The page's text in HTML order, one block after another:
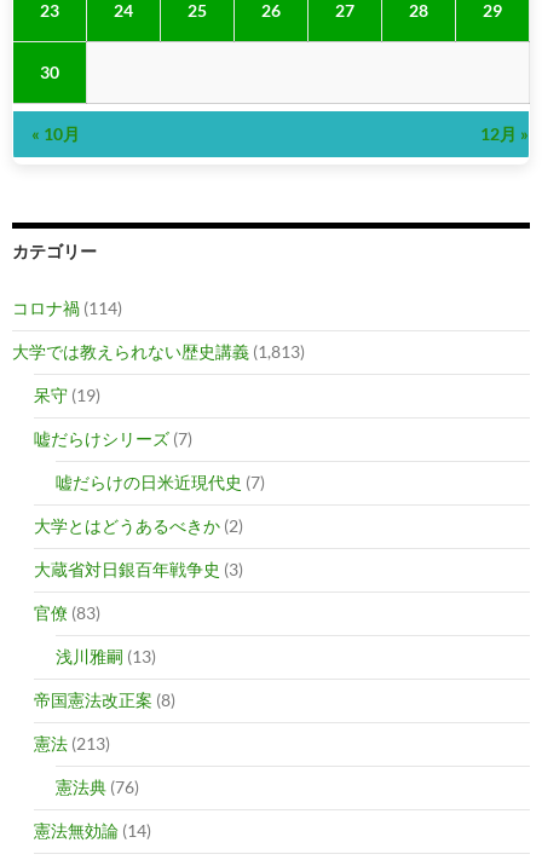
23 24 25 26 27 28 29
30
« 10月 12月 »
カテゴリー
コロナ禍 (114)
大学では教えられない歴史講義 (1,813)
呆守 (19)
嘘だらけシリーズ (7)
嘘だらけの日米近現代史 (7)
大学とはどうあるべきか (2)
大蔵省対日銀百年戦争史 (3)
官僚 (83)
浅川雅嗣 (13)
帝国憲法改正案 (8)
憲法 (213)
憲法典 (76)
憲法無効論 (14)